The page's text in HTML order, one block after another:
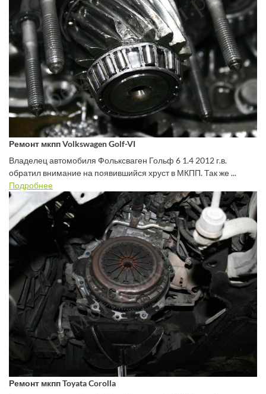
Ремонт мкпп Volkswagen Golf-VI
Владелец автомобиля Фольксваген Гольф 6 1.4 2012 г.в.
обратил внимание на появившийся хруст в МКПП. Так же ...
Подробнее
Ремонт мкпп Toyata Corolla